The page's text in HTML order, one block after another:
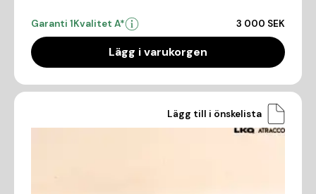
Garanti 1Kvalitet A* 3 000 SEK
Lägg i varukorgen
Lägg till i önskelista